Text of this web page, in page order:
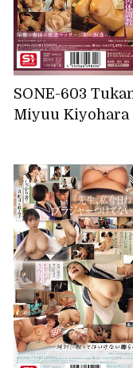
SONE-603
Miyuu Kiyohara